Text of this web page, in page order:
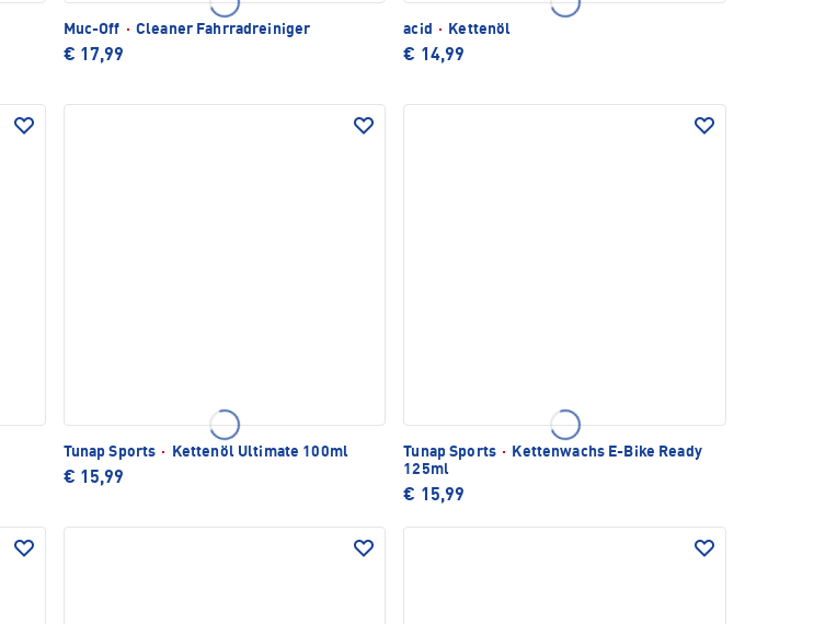
Muc-Off · Cleaner Fahrradreiniger
€ 17,99
acid · Kettenöl
€ 14,99
Tunap Sports · Kettenöl Ultimate 100ml
€ 15,99
Tunap Sports ·
Kettenwachs E-Bike Ready
125ml
€ 15,99